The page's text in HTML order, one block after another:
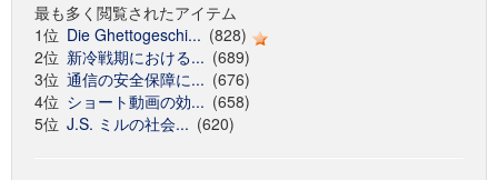
最も多く閲覧されたアイテム
1位 Die Ghettogeschi... (828)
2位 新冷戦期における... (689)
3位 通信の安全保障に... (676)
4位 ショート動画の効... (658)
5位 J.S. ミルの社会... (620)